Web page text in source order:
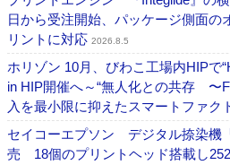
日から受注開始、パッケージ側面の
リントに対応 2026.8.5
ホリゾン 10月、びわこ工場内HIPで
in HIP開催へ～“無人化との共存 〜
入を最小限に抑えたスマートファク
セイコーエプソン デジタル捺染機
売 18個のプリントヘッド搭載し